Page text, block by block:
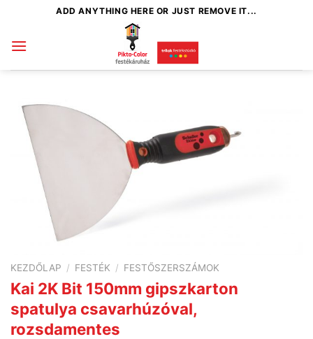
content
ADD ANYTHING HERE OR JUST REMOVE IT...
KEZDŐLAP / FESTÉK / FESTŐSZERSZÁMOK
Kai 2K Bit 150mm gipszkarton
spatulya csavarhúzóval,
rozsdamentes